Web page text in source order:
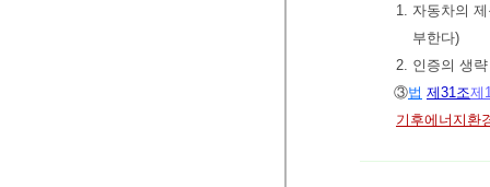
1. 자동차의
부한다)
2. 인증의 생
③법 제31조제
기후에너지환